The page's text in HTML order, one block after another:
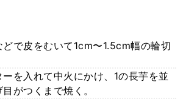
で皮をむいて1cm〜1.5cm幅の輪切
を入れて中火にかけ、1の長芋を並
がつくまで焼く。